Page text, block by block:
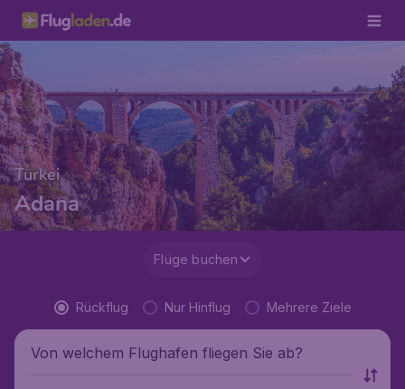
Türkei
Adana
Flüge buchen
Rückflug Nur Hinflug Mehrere Ziele
Von welchem Flughafen fliegen Sie ab?